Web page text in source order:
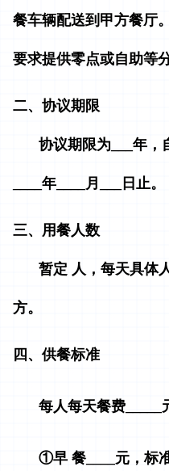
餐车辆配送到甲方餐厅
要求提供零点或自助等
二、协议期限
协议期限为___年，
____年____月___日止。
三、用餐人数
暂定 人，每天具体
方。
四、供餐标准
每人每天餐费_____
①早 餐____元，标